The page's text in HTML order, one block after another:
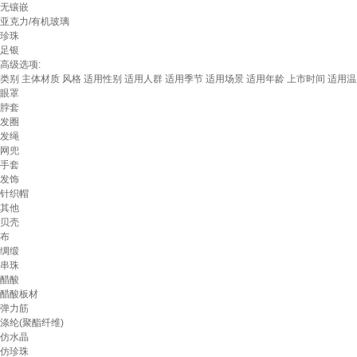
无镶嵌
亚克力/有机玻璃
珍珠
足银
高级选项:
类别 主体材质 风格 适用性别 适用人群 适用季节 适用场景 适用年龄 上市时间 适用
眼罩
脖套
发圈
发绳
网兜
手套
发饰
针织帽
其他
贝壳
布
绸缎
串珠
醋酸
醋酸板材
弹力筋
涤纶(聚酯纤维)
仿水晶
仿珍珠